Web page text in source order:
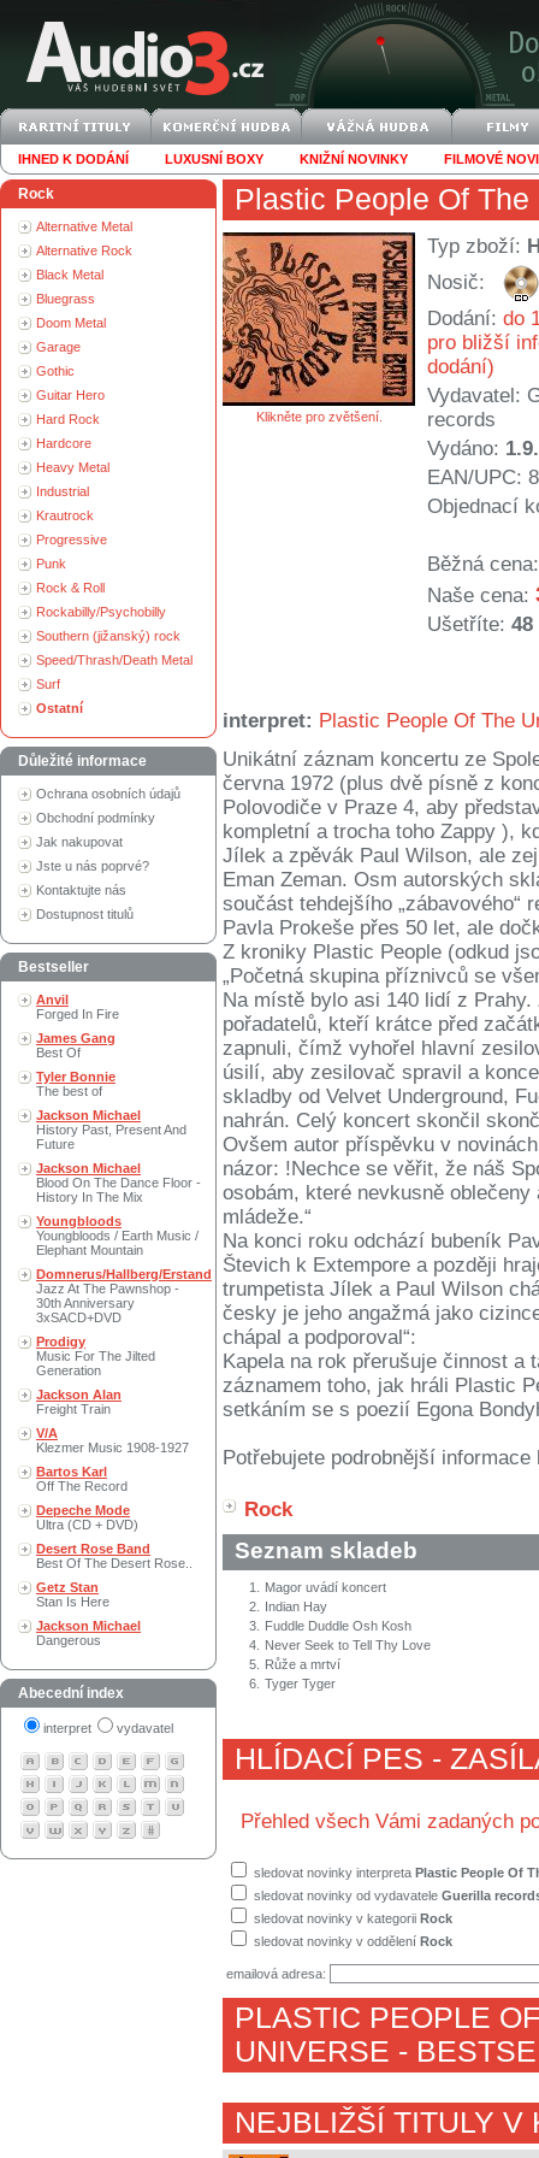
IHNED K DODÁNÍ LUXUSNÍ BOXY KNIŽNÍ NOVINKY FILMOVÉ
Rock
Alternative Metal
Alternative Rock
Black Metal
Bluegrass
Doom Metal
Garage
Gothic
Guitar Hero
Hard Rock
Hardcore
Heavy Metal
Industrial
Krautrock
Progressive
Punk
Rock & Roll
Rockabilly/Psychobilly
Southern (jižanský) rock
Speed/Thrash/Death Metal
Surf
Ostatní
Důležité informace
Ochrana osobních údajů
Obchodní podmínky
Jak nakupovat
Jste u nás poprvé?
Kontaktujte nás
Dostupnost titulů
Bestseller
Anvil
Forged In Fire
James Gang
Best Of
Tyler Bonnie
The best of
Jackson Michael
History Past, Present And
Future
Jackson Michael
Blood On The Dance Floor -
History In The Mix
Youngbloods
Youngbloods / Earth Music /
Elephant Mountain
Domnerus/Hallberg/Erstand
Jazz At The Pawnshop -
30th Anniversary
3xSACD+DVD
Prodigy
Music For The Jilted
Generation
Jackson Alan
Freight Train
V/A
Klezmer Music 1908-1927
Bartos Karl
Off The Record
Depeche Mode
Ultra (CD + DVD)
Desert Rose Band
Best Of The Desert Rose..
Getz Stan
Stan Is Here
Jackson Michael
Dangerous
Abecední index
interpret vydavatel
Plastic People Of The
Klikněte pro zvětšení.
Typ zboží:
Nosič:
Dodání: do
pro bližší
dodání)
Vydavatel:
records
Vydáno:
EAN/UPC:
Objednací
Běžná cena:
Naše cena:
Ušetříte: 48
interpret: Plastic People Of The
Unikátní záznam koncertu ze
června 1972 (plus dvě písně z
Polovodiče v Praze 4, aby
kompletní a trocha toho Zappy ),
Jílek a zpěvák Paul Wilson, ale
Eman Zeman. Osm autorských
součást tehdejšího „zábavového“
Pavla Prokeše přes 50 let, ale
Z kroniky Plastic People (odkud
„Početná skupina příznivců se
Na místě bylo asi 140 lidí z
pořadatelů, kteří krátce před
zapnuli, čímž vyhořel hlavní
úsilí, aby zesilovač spravil a
skladby od Velvet Underground,
nahrán. Celý koncert skončil
Ovšem autor příspěvku v
názor: !Nechce se věřit, že náš
osobám, které nevkusně
mládeže.“
Na konci roku odchází bubeník
Števich k Extempore a později
trumpetista Jílek a Paul Wilson
česky je jeho angažmá jako
chápal a podporoval“:
Kapela na rok přerušuje činnost a
záznamem toho, jak hráli Plastic
setkáním se s poezií Egona
Potřebujete podrobnější
Rock
Seznam skladeb
1.
Magor uvádí koncert
2.
Indian Hay
3.
Fuddle Duddle Osh Kosh
4.
Never Seek to Tell Thy Love
5.
Růže a mrtví
6. Tyger Tyger
HLÍDACÍ PES -
Přehled všech Vámi zadaných
sledovat novinky interpreta Plastic People Of
sledovat novinky od vydavatele Guerilla
sledovat novinky v kategorii Rock
sledovat novinky v oddělení Rock
emailová adresa:
PLASTIC PEOPLE
UNIVERSE -
NEJBLIŽŠÍ TITULY V